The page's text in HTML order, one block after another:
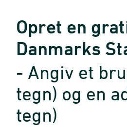
Opret en
Danmarks
- Angiv et
tegn) og en
tegn)